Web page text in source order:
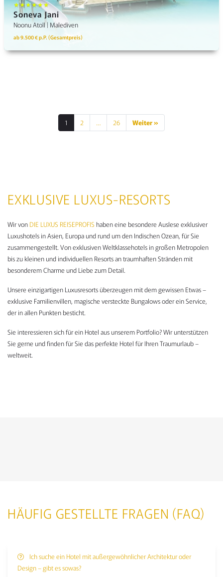
★★★★★★
Soneva Jani
Noonu Atoll | Malediven
ab 9.500 € p.P. (Gesamtpreis)
1 2 … 26 Weiter »
NACH
KATEGORIEN
EXKLUSIVE LUXUS-RESORTS
Wir von DIE LUXUS REISEPROFIS haben eine besondere Auslese exklusiver
Luxushotels in Asien, Europa und rund um den Indischen Ozean, für Sie
zusammengestellt. Von exklusiven Weltklassehotels in großen Metropolen
bis zu kleinen und individuellen Resorts an traumhaften Stränden mit
besonderem Charme und Liebe zum Detail.
Unsere einzigartigen Luxusresorts überzeugen mit dem gewissen Etwas –
exklusive Familienvillen, magische versteckte Bungalows oder ein Service,
der in allen Punkten besticht.
Sie interessieren sich für ein Hotel aus unserem Portfolio? Wir unterstützen
Sie gerne und finden für Sie das perfekte Hotel für Ihren Traumurlaub –
weltweit.
HÄUFIG GESTELLTE FRAGEN (FAQ)
Ich suche ein Hotel mit außergewöhnlicher Architektur oder
Design – gibt es sowas?